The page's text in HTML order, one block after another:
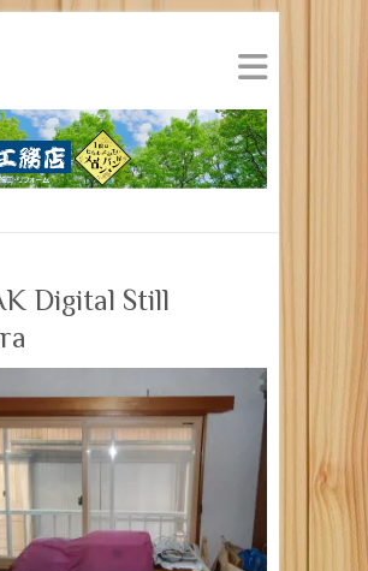
Digital Still